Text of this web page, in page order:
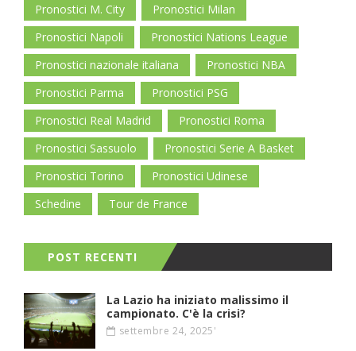
Pronostici M. City
Pronostici Milan
Pronostici Napoli
Pronostici Nations League
Pronostici nazionale italiana
Pronostici NBA
Pronostici Parma
Pronostici PSG
Pronostici Real Madrid
Pronostici Roma
Pronostici Sassuolo
Pronostici Serie A Basket
Pronostici Torino
Pronostici Udinese
Schedine
Tour de France
POST RECENTI
La Lazio ha iniziato malissimo il
campionato. C'è la crisi?
settembre 24, 2025'